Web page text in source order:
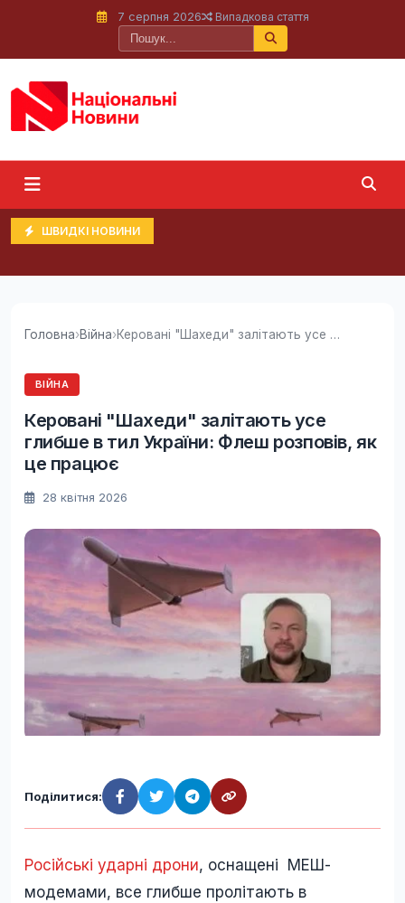
7 серпня 2026 Випадкова стаття
ШВИДКІ НОВИНИ
Головна›Війна› Керовані "Шахеди" залітають усе глибше в тил...
ВІЙНА
Керовані "Шахеди" залітають усе
глибше в тил України: Флеш розповів, як
це працює
28 квітня 2026
Поділитися:
Російські ударні дрони, оснащені МЕШ-
модемами, все глибше пролітають в